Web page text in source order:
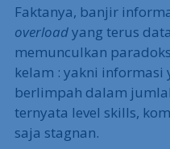
Faktanya, banjir
overloadyang terus
memunculkan
kelam : yakni
berlimpah dalam
ternyata level skills,
saja stagnan.